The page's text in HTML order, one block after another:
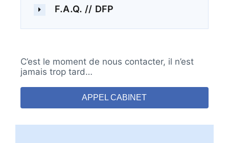
F.A.Q. // DFP
C’est le moment de nous contacter, il n’est
jamais trop tard…
APPEL CABINET